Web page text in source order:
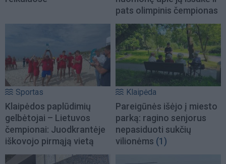
pats olimpinis čempionas
Sportas
Klaipėdos paplūdimių
gelbėtojai – Lietuvos
čempionai: Juodkrantėje
iškovojo pirmąją vietą
Klaipėda
Pareigūnės išėjo į miesto
parką: ragino senjorus
nepasiduoti sukčių
vilionėms (1)